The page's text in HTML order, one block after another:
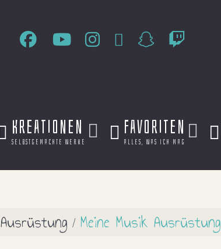
Kreationen
selbstgemachte werke
Favoriten
alles, was ich mag
Ausrüstung Meine Musik Ausrüstung